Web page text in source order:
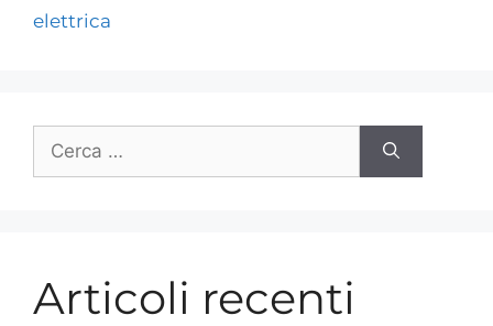
elettrica
Articoli recenti